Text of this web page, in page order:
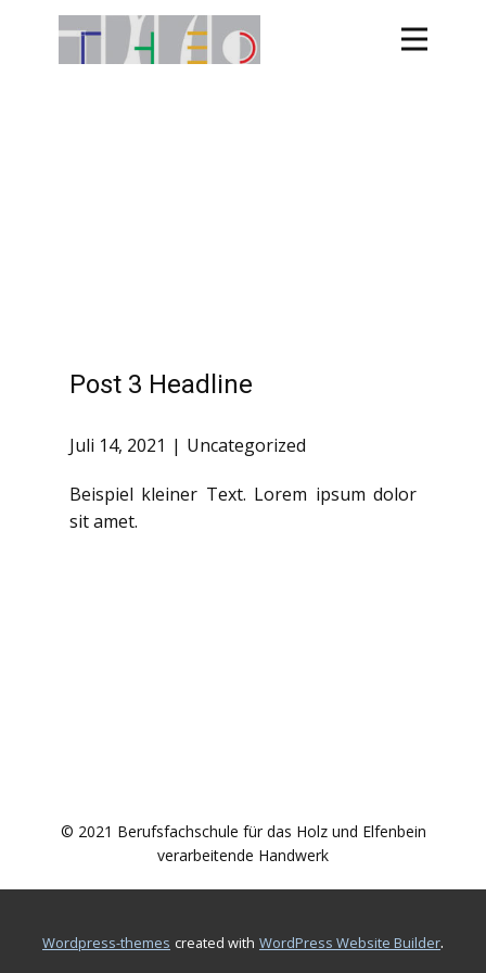
Post 3 Headline
Juli 14, 2021 Uncategorized
Beispiel kleiner Text. Lorem ipsum dolor
sit amet.
© 2021 Berufsfachschule für das Holz und Elfenbein
verarbeitende Handwerk
wordpress-themes created with WordPress Website Builder.